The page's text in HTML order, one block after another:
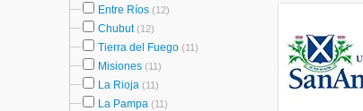
Entre Ríos (12)
Chubut(12)
Tierra del Fuego (11)
Misiones (11)
La Rioja (11)
La Pampa (11)